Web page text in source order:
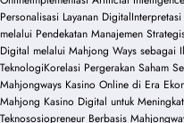
Personalisasi Layanan Digital
melalui Pendekatan Manajemen
Digital melalui Mahjong Ways sebagai
TeknologiKorelasi Pergerakan Saham
Mahjongways Kasino Online di Era
Mahjong Kasino Digital untuk
Teknososiopreneur Berbasis